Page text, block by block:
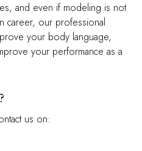
and even if modeling is not
career, our professional
your body language,
your performance as a
us on: